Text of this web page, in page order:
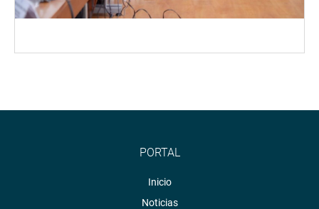
PORTAL
Inicio
Noticias